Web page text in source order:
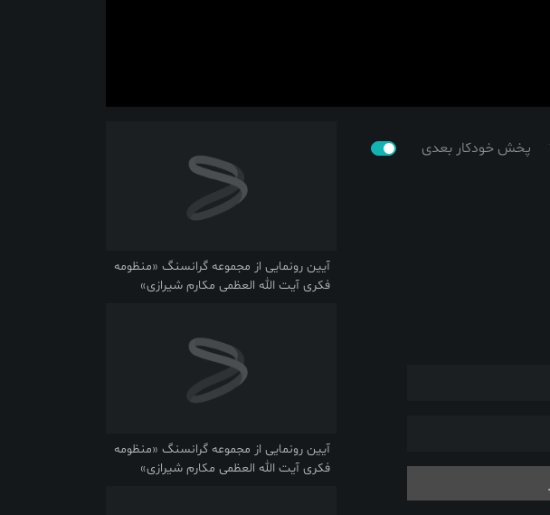
پخش خودکار بعدی
آیین رونمایی از مجموعه گرانسنگ «منظومه
فکری آیت الله العظمی مکارم شیرازی»
آیین رونمایی از مجموعه گرانسنگ «منظومه
فکری آیت الله العظمی مکارم شیرازی»